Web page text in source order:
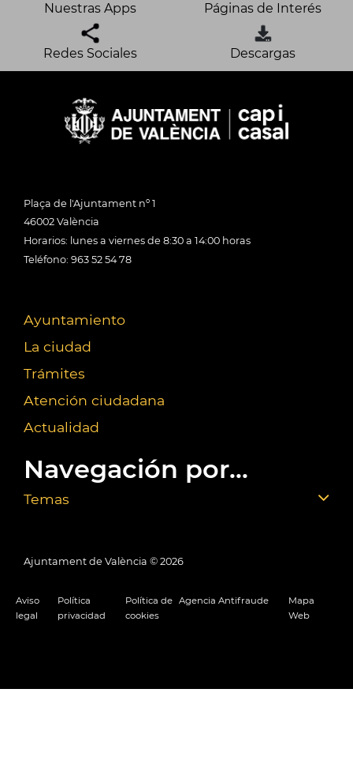
Nuestras Apps Páginas de Interés
Redes Sociales Descargas
Plaça de l'Ajuntament nº 1
46002 València
Horarios: lunes a viernes de 8:30 a 14:00 horas
Teléfono: 963 52 54 78
Ayuntamiento
La ciudad
Trámites
Atención ciudadana
Actualidad
Navegación por...
Temas
Ajuntament de València © 2026
Aviso
legal
Política
privacidad
Política de
cookies
Agencia Antifraude
Mapa
Web